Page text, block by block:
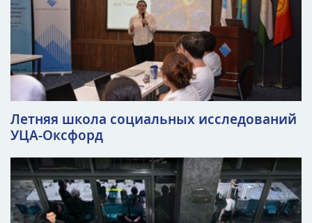
Летняя школа социальных исследований
УЦА-Оксфорд